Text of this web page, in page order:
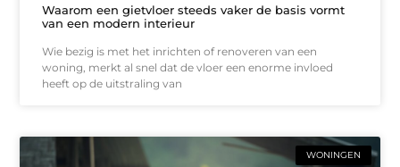
Waarom een gietvloer steeds vaker de basis vormt
van een modern interieur
Wie bezig is met het inrichten of renoveren van een
woning, merkt al snel dat de vloer een enorme invloed
heeft op de uitstraling van
WONINGEN